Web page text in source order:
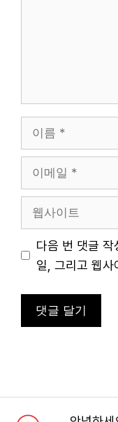
트
다음 번 댓글 작
일, 그리고 웹사